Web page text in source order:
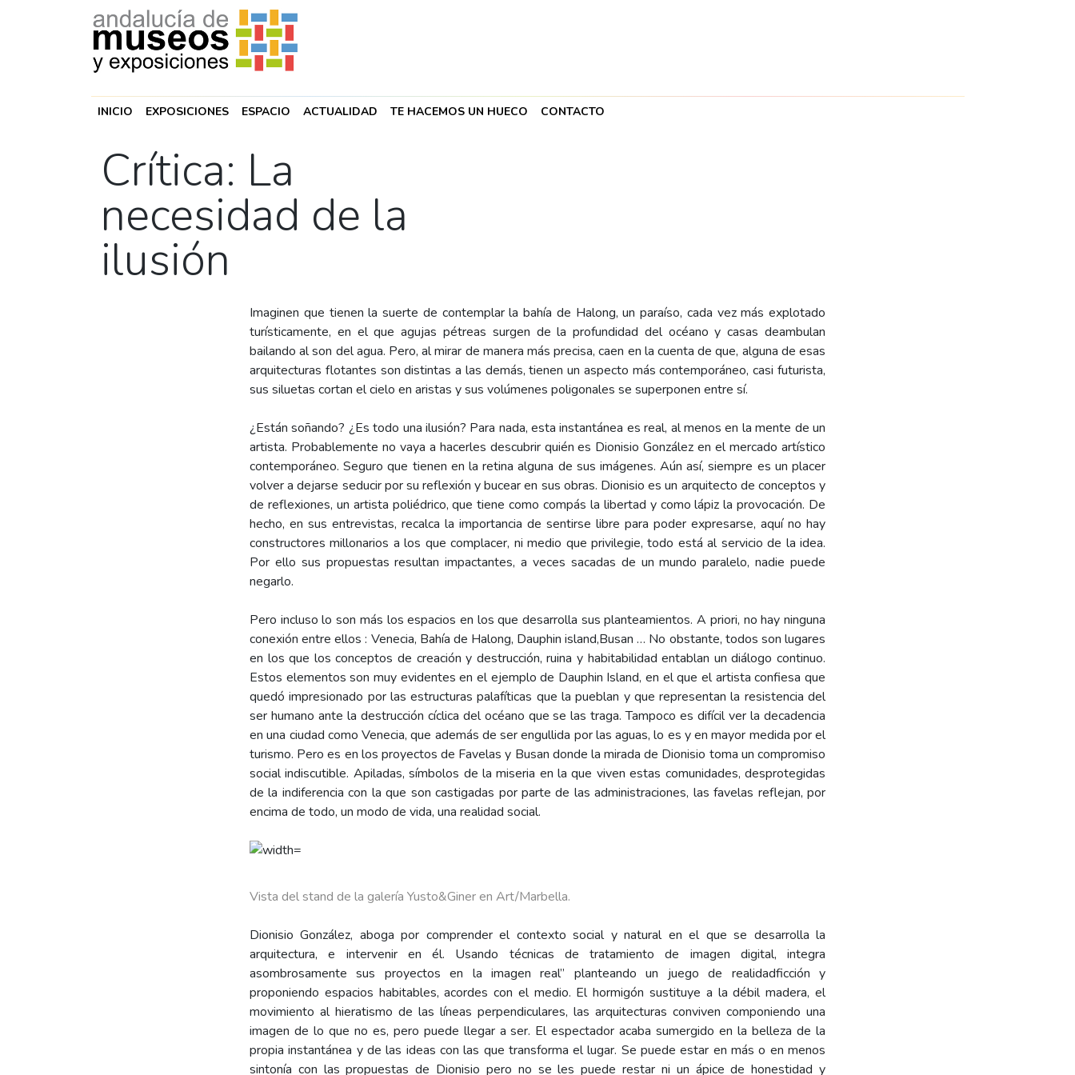
INICIO EXPOSICIONES ESPACIO ACTUALIDAD TE HACEMOS UN HUECO CONTACTO
Crítica: La
necesidad de la
ilusión
Imaginen que tienen la suerte de contemplar la bahía de Halong, un paraíso, cada vez más explotado
turísticamente, en el que agujas pétreas surgen de la profundidad del océano y casas deambulan
bailando al son del agua. Pero, al mirar de manera más precisa, caen en la cuenta de que, alguna de esas
arquitecturas flotantes son distintas a las demás, tienen un aspecto más contemporáneo, casi futurista,
sus siluetas cortan el cielo en aristas y sus volúmenes poligonales se superponen entre sí.
¿Están soñando? ¿Es todo una ilusión? Para nada, esta instantánea es real, al menos en la mente de un
artista. Probablemente no vaya a hacerles descubrir quién es Dionisio González en el mercado artístico
contemporáneo. Seguro que tienen en la retina alguna de sus imágenes. Aún así, siempre es un placer
volver a dejarse seducir por su reflexión y bucear en sus obras. Dionisio es un arquitecto de conceptos y
de reflexiones, un artista poliédrico, que tiene como compás la libertad y como lápiz la provocación. De
hecho, en sus entrevistas, recalca la importancia de sentirse libre para poder expresarse, aquí no hay
constructores millonarios a los que complacer, ni medio que privilegie, todo está al servicio de la idea.
Por ello sus propuestas resultan impactantes, a veces sacadas de un mundo paralelo, nadie puede
negarlo.
Pero incluso lo son más los espacios en los que desarrolla sus planteamientos. A priori, no hay ninguna
conexión entre ellos : Venecia, Bahía de Halong, Dauphin island,Busan … No obstante, todos son lugares
en los que los conceptos de creación y destrucción, ruina y habitabilidad entablan un diálogo continuo.
Estos elementos son muy evidentes en el ejemplo de Dauphin Island, en el que el artista confiesa que
quedó impresionado por las estructuras palafíticas que la pueblan y que representan la resistencia del
ser humano ante la destrucción cíclica del océano que se las traga. Tampoco es difícil ver la decadencia
en una ciudad como Venecia, que además de ser engullida por las aguas, lo es y en mayor medida por el
turismo. Pero es en los proyectos de Favelas y Busan donde la mirada de Dionisio toma un compromiso
social indiscutible. Apiladas, símbolos de la miseria en la que viven estas comunidades, desprotegidas
de la indiferencia con la que son castigadas por parte de las administraciones, las favelas reflejan, por
encima de todo, un modo de vida, una realidad social.
Vista del stand de la galería Yusto&Giner en Art/Marbella.
Dionisio González, aboga por comprender el contexto social y natural en el que se desarrolla la
arquitectura, e intervenir en él. Usando técnicas de tratamiento de imagen digital, integra
asombrosamente sus proyectos en la imagen real” planteando un juego de realidad­ficción y
proponiendo espacios habitables, acordes con el medio. El hormigón sustituye a la débil madera, el
movimiento al hieratismo de las líneas perpendiculares, las arquitecturas conviven componiendo una
imagen de lo que no es, pero puede llegar a ser. El espectador acaba sumergido en la belleza de la
propia instantánea y de las ideas con las que transforma el lugar. Se puede estar en más o en menos
sintonía con las propuestas de Dionisio pero no se les puede restar ni un ápice de honestidad y